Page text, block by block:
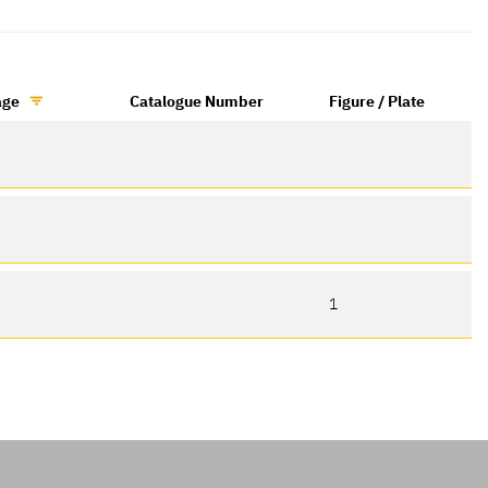
Catalogue Number Figure / Plate
1